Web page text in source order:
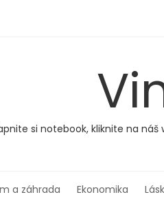
si notebook, kliknite na
a záhrada Ekonomika